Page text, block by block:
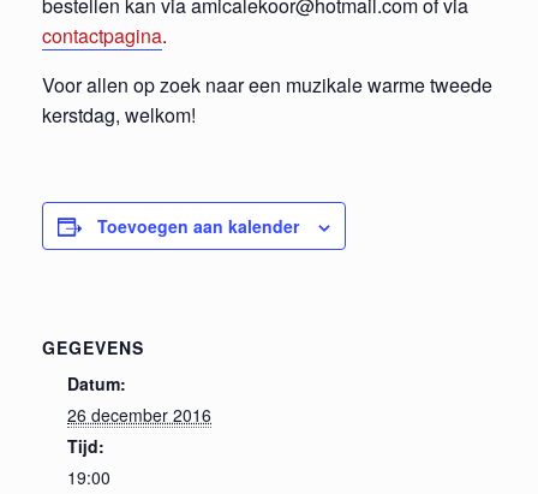
bestellen kan via amicalekoor@hotmail.com of via
contactpagina.
Voor allen op zoek naar een muzikale warme tweede
kerstdag, welkom!
Toevoegen aan kalender
GEGEVENS
Datum:
26 december 2016
Tijd:
19:00